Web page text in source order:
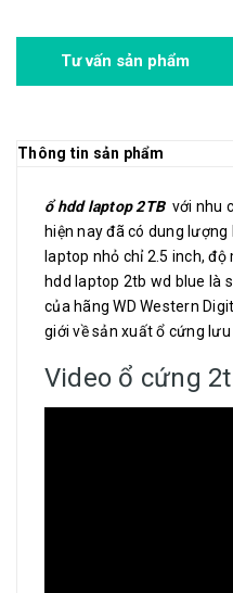
Tư vấn sản phẩm
Thông tin sản phẩm
ổ hdd laptop 2TBvới nhu
hiện nay đã có dung
laptop nhỏ chỉ 2.5 inch,
hdd laptop 2tb wd blue là
của hãng WD Western
giới về sản xuất ổ cứng
Video ổ cứng